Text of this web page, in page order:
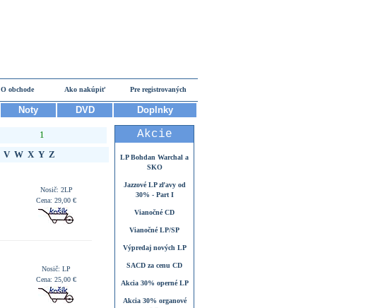
O obchode Ako nakúpiť Pre registrovaných
Noty DVD Doplnky
1
V W X Y Z
Nosič: 2LP
Cena: 29,00 €
Nosič: LP
Cena: 25,00 €
Akcie
LP Bohdan Warchal a
SKO
Jazzové LP zľavy od
30% - Part I
Vianočné CD
Vianočné LP/SP
Výpredaj nových LP
SACD za cenu CD
Akcia 30% operné LP
Akcia 30% organové